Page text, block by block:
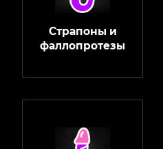
Страпоны и
фаллопротезы